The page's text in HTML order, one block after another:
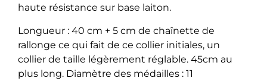
haute résistance sur base laiton.
Longueur : 40 cm + 5 cm de chaînette de
rallonge ce qui fait de ce collier initiales, un
collier de taille légèrement réglable. 45cm au
plus long. Diamètre des médailles : 11